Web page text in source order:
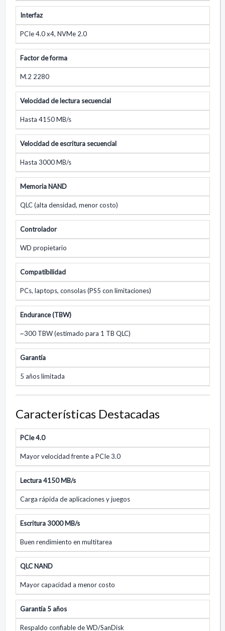
Interfaz
PCIe 4.0 x4, NVMe 2.0
Factor de forma
M.2 2280
Velocidad de lectura secuencial
Hasta 4150 MB/s
Velocidad de escritura secuencial
Hasta 3000 MB/s
Memoria NAND
QLC (alta densidad, menor costo)
Controlador
WD propietario
Compatibilidad
PCs, laptops, consolas (PS5 con limitaciones)
Endurance (TBW)
~300 TBW (estimado para 1 TB QLC)
Garantía
5 años limitada
Características Destacadas
PCIe 4.0
Mayor velocidad frente a PCIe 3.0
Lectura 4150 MB/s
Carga rápida de aplicaciones y juegos
Escritura 3000 MB/s
Buen rendimiento en multitarea
QLC NAND
Mayor capacidad a menor costo
Garantía 5 años
Respaldo confiable de WD/SanDisk